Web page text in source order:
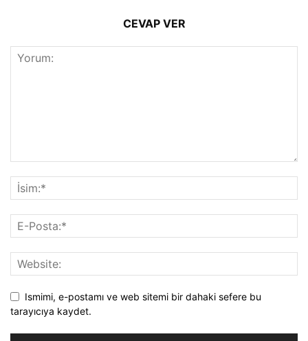
CEVAP VER
Ismimi, e-postamı ve web sitemi bir dahaki sefere bu
tarayıcıya kaydet.